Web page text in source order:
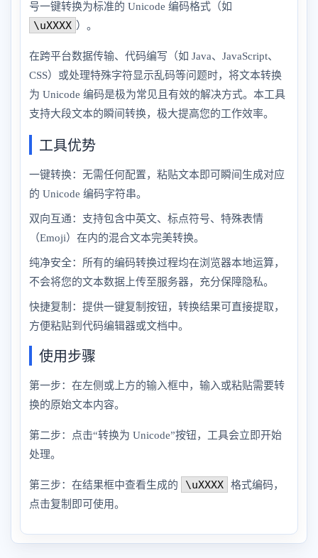
号一键转换为标准的 Unicode 编码格式（如
\uXXXX ）。
在跨平台数据传输、代码编写（如 Java、JavaScript、
CSS）或处理特殊字符显示乱码等问题时，将文本转换
为 Unicode 编码是极为常见且有效的解决方式。本工具
支持大段文本的瞬间转换，极大提高您的工作效率。
工具优势
一键转换：无需任何配置，粘贴文本即可瞬间生成对应
的 Unicode 编码字符串。
双向互通：支持包含中英文、标点符号、特殊表情
（Emoji）在内的混合文本完美转换。
纯净安全：所有的编码转换过程均在浏览器本地运算，
不会将您的文本数据上传至服务器，充分保障隐私。
快捷复制：提供一键复制按钮，转换结果可直接提取，
方便粘贴到代码编辑器或文档中。
使用步骤
第一步：在左侧或上方的输入框中，输入或粘贴需要转
换的原始文本内容。
第二步：点击“转换为 Unicode”按钮，工具会立即开始
处理。
第三步：在结果框中查看生成的 \uXXXX
格式编码，
点击复制即可使用。